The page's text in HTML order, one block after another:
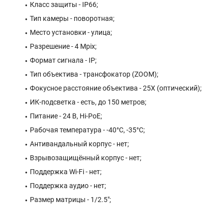
Класс защиты - IP66;
Тип камеры - поворотная;
Место установки - улица;
Разрешение - 4 Mpix;
Формат сигнала - IP;
Тип объектива - трансфокатор (ZOOM);
Фокусное расстояние объектива - 25X (оптический);
ИК-подсветка - есть, до 150 метров;
Питание - 24 В, Hi-PoE;
Рабочая температура - -40°С, -35°C;
Антивандальный корпус - нет;
Взрывозащищённый корпус - нет;
Поддержка Wi-Fi - нет;
Поддержка аудио - нет;
Размер матрицы - 1/2.5";